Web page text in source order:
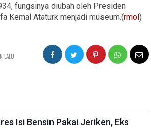
fungsinya diubah oleh Presiden
Kemal Ataturk menjadi museum.(rmol)
LALU
Isi Bensin Pakai Jeriken, Eks